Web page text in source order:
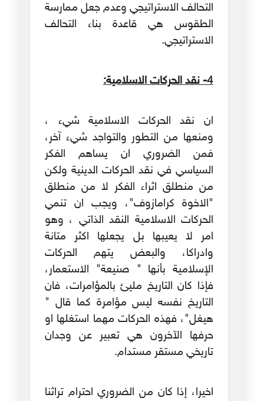
التحالف الاستراتيجي وعدم جعل ممارسة
الطقوس هي قاعدة بناء التحالف
الاستراتيجي.
4- نقد الحركات الاسلامية:
ان نقد الحركات الاسلامية شيء ،
ومنعها من التطور والتواجد شيء آخر،
فمن الضروري ان يساهم الفكر
السياسي في نقد الحركات الدينية ولكن
من منطلق اثراء الفكر لا من منطلق
"الاخوة كرامازوف"، ويجب ان تنمي
الحركات الاسلامية النقد الذاتي ، وهو
امر لا يعيبها بل يجعلها اكثر متانة
وادراكا، والبعض يتهم الحركات
الإسلامية بأنها " صنيعة" الاستعمار،
فإذا كان التاريخ مليئ بالمؤامرات، فان
التاريخ نفسه ليس مؤامرة كما قال "
هيغل"، فهذه الحركات مهما استغلها او
حرفها الآخرون هي تعبير عن وجدان
تاريخي مستقر مستدام.
اخيرا، إذا كان من الضروري احترام تراثنا